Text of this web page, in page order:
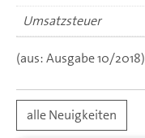
Umsatzsteuer
(aus: Ausgabe 10/2018)
alle Neuigkeiten